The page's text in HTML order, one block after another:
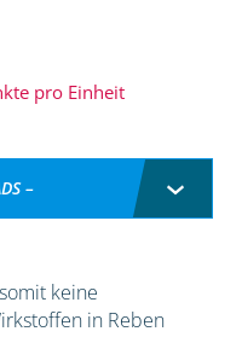
pro Einheit
–
keine
in Reben